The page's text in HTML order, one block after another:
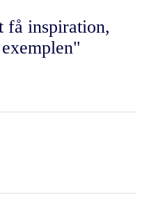
inspiration,